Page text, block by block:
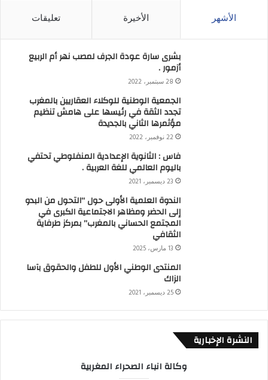
الأشهر الأخيرة تعليقات
بشرى سارة عودة الجرف لمصب نهر أم الربيع
أزمور .
28 سبتمبر، 2022
الجمعية الوطنية للوكلاء العقاريين بالمغرب
تجدد الثقة في رئيسها على هامش تنظيم
مؤثمرها الثاني بالجديدة
22 نوفمبر، 2022
فاس : الثانوية الإعدادية المنفلوطي تحتفي
باليوم العالمي للغة العربية .
23 ديسمبر، 2021
الندوة العلمية الأولى حول “التحول من البدو
إلى الحضر ومظاهر الاجتماعية الكبرى في
المجتمع الحساني بالمغرب” بمركز طرفاية
الثقافي
13 مارس، 2025
المنتدى الوطني الأول للطفل والحقوق بآسا
الزاك
25 ديسمبر، 2021
النشرة الإخبارية
وكالة انباء الصحراء المغربية